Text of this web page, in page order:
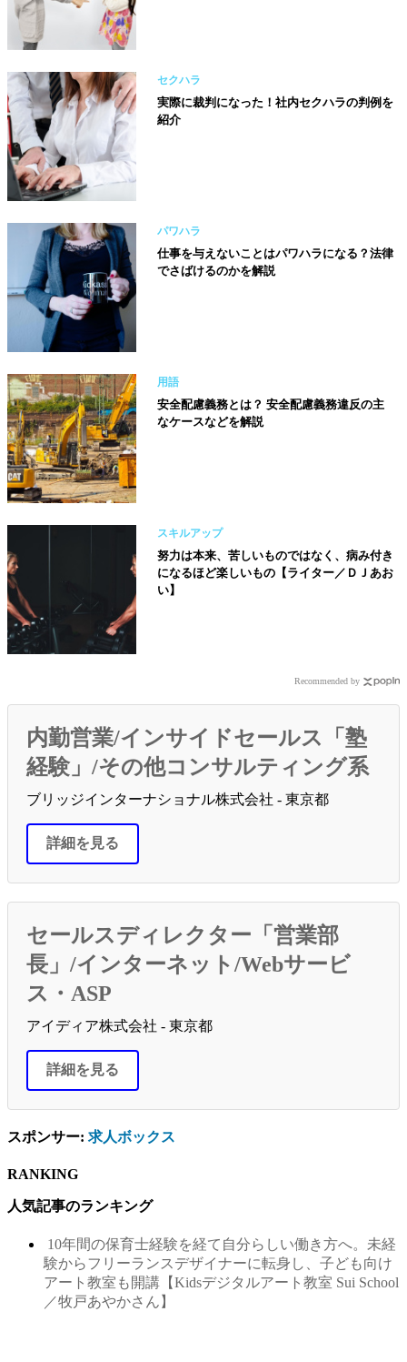
セクハラ
実際に裁判になった！社内セクハラの判例を
紹介
パワハラ
仕事を与えないことはパワハラになる？法律
でさばけるのかを解説
用語
安全配慮義務とは？ 安全配慮義務違反の主
なケースなどを解説
スキルアップ
努力は本来、苦しいものではなく、病み付き
になるほど楽しいもの【ライター／ＤＪあお
い】
Recommended by
内勤営業/インサイドセールス「塾
経験」/その他コンサルティング系
ブリッジインターナショナル株式会社 - 東京都
詳細を見る
セールスディレクター「営業部
長」/インターネット/Webサービ
ス・ASP
アイディア株式会社 - 東京都
詳細を見る
スポンサー: 求人ボックス
RANKING
人気記事のランキング
10年間の保育士経験を経て自分らしい働き方へ。未経
験からフリーランスデザイナーに転身し、子ども向け
アート教室も開講【Kidsデジタルアート教室 Sui School
／牧戸あやかさん】